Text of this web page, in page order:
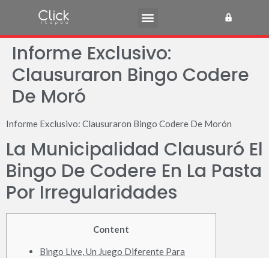
Informe Exclusivo:
Clausuraron Bingo Codere
De Moró
Informe Exclusivo: Clausuraron Bingo Codere De Morón
La Municipalidad Clausuró El
Bingo De Codere En La Pasta
Por Irregularidades
Content
Bingo Live, Un Juego Diferente Para